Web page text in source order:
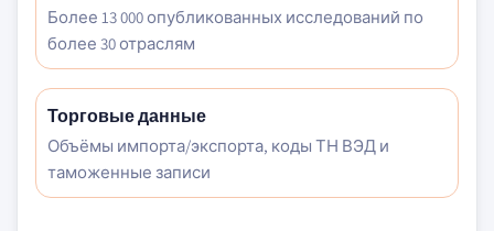
Более 13 000 опубликованных исследований по
более 30 отраслям
Торговые данные
Объёмы импорта/экспорта, коды ТН ВЭД и
таможенные записи